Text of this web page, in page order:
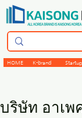
K-brand
HOME
บริษัท อาเพ